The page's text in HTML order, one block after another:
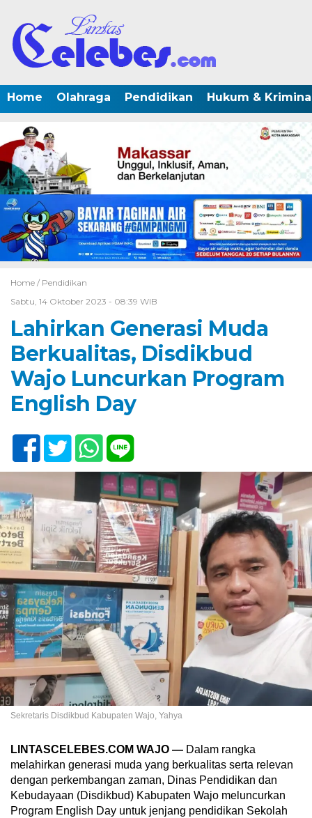
Home Olahraga Pendidikan Hukum &
Home / Pendidikan
Sabtu, 14 Oktober 2023 - 08:39 WIB
Lahirkan Generasi Muda
Berkualitas, Disdikbud
Wajo Luncurkan Program
English Day
Sekretaris Disdikbud Kabupaten Wajo, Yahya
LINTASCELEBES.COM WAJO — Dalam rangka
melahirkan generasi muda yang berkualitas serta relevan
dengan perkembangan zaman, Dinas Pendidikan dan
Kebudayaan (Disdikbud) Kabupaten Wajo meluncurkan
Program English Day untuk jenjang pendidikan Sekolah